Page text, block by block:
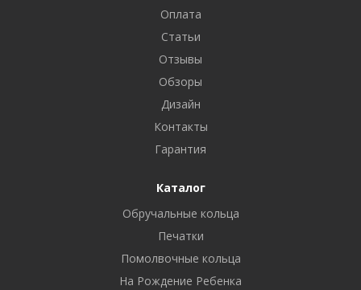
Оплата
Статьи
Отзывы
Обзоры
Дизайн
Контакты
Гарантия
Каталог
Обручальные кольца
Печатки
Помолвочные кольца
На Рождение Ребенка